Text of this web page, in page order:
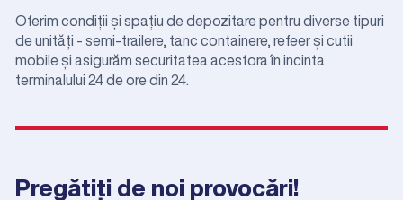
Oferim condiții și spațiu de depozitare pentru diverse tipuri
de unități - semi-trailere, tanc containere, refeer și cutii
mobile și asigurăm securitatea acestora în incinta
terminalului 24 de ore din 24.
Pregătiți de noi provocări!